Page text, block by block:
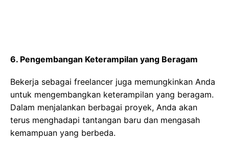
6. Pengembangan Keterampilan yang Beragam
Bekerja sebagai freelancer juga memungkinkan Anda
untuk mengembangkan keterampilan yang beragam.
Dalam menjalankan berbagai proyek, Anda akan
terus menghadapi tantangan baru dan mengasah
kemampuan yang berbeda.